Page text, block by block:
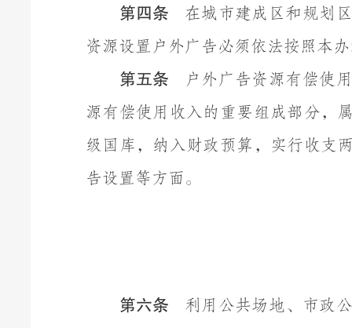
第四条
在城市建成区和规划
资源设置户外广告必须依法按照本
第五条
户外广告资源有偿使
源有偿使用收入的重要组成部分，
级国库，纳入财政预算，实行收支
告设置等方面。
第六条
利用公共场地、市政